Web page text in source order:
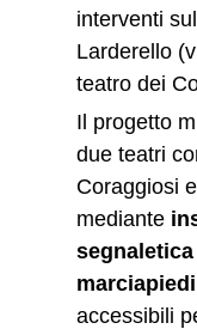
interventi
Larderello
teatro dei
Il progetto
due teatri
Coraggiosi
mediante
marciapiedi
accessibili